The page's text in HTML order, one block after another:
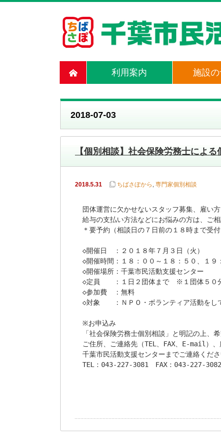
利用案内 施設
2018-07-03
【個別相談】社会保険労務士による
2018.5.31 ちばさぽから , 専門家個別相談
団体運営に欠かせないスタッフ募集、雇い
給与の支払い方法などにお悩みの方は、ご相
＊要予約（相談日の７日前の１８時まで受付
◇開催日　：２０１８年７月３日（火）
◇開催時間：１８：００～１８：５０、１９
◇開催場所：千葉市民活動支援センター
◇定員　　：１日２団体まで　※１団体５０
◇参加費　：無料
◇対象　　：ＮＰＯ・ボランティア活動をし
※お申込み
「社会保険労務士個別相談」と明記の上、
ご住所、ご連絡先（TEL、FAX、E-mail）、
千葉市民活動支援センターまでご連絡くださ
TEL：043-227-3081　FAX：043-227-